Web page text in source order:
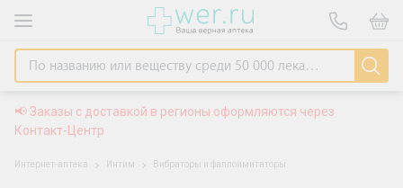
📢 Заказы с доставкой в регионы оформляются через
Контакт-Центр
Интернет-аптека Интим Вибраторы и фаллоимитаторы